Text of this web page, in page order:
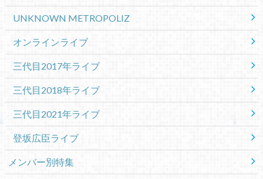
UNKNOWN METROPOLIZ
オンラインライブ
三代目2017年ライブ
三代目2018年ライブ
三代目2021年ライブ
登坂広臣ライブ
メンバー別特集